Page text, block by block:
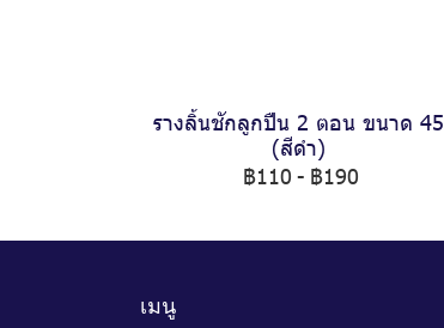
รางลิ้นชักลูกปืน 2 ตอน ขนาด 45
(สีดำ)
฿110 - ฿190
เมนู